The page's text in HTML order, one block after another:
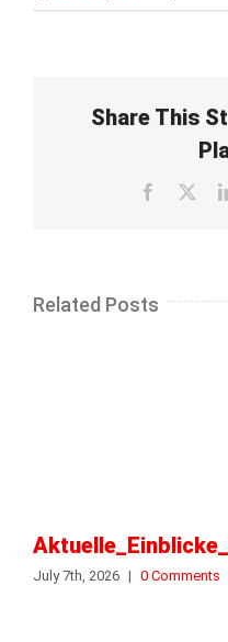
Share This
Facebook
Related Posts
July 7th, 2026 | 0 Comments